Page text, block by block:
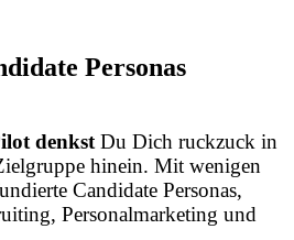
Personas
denkstDu Dich ruckzuck in
hinein. Mit wenigen
Candidate Personas,
Personalmarketing und